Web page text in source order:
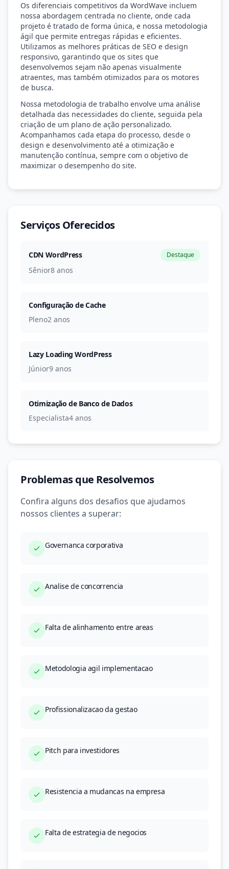
Os diferenciais competitivos da WordWave incluem
nossa abordagem centrada no cliente, onde cada
projeto é tratado de forma única, e nossa metodologia
ágil que permite entregas rápidas e eficientes.
Utilizamos as melhores práticas de SEO e design
responsivo, garantindo que os sites que
desenvolvemos sejam não apenas visualmente
atraentes, mas também otimizados para os motores
de busca.
Nossa metodologia de trabalho envolve uma análise
detalhada das necessidades do cliente, seguida pela
criação de um plano de ação personalizado.
Acompanhamos cada etapa do processo, desde o
design e desenvolvimento até a otimização e
manutenção contínua, sempre com o objetivo de
maximizar o desempenho do site.
Serviços Oferecidos
CDN WordPress Destaque
Sênior8 anos
Configuração de Cache
Pleno2 anos
Lazy Loading WordPress
Júnior9 anos
Otimização de Banco de Dados
Especialista4 anos
Problemas que Resolvemos
Confira alguns dos desafios que ajudamos
nossos clientes a superar:
Governanca corporativa
Analise de concorrencia
Falta de alinhamento entre areas
Metodologia agil implementacao
Profissionalizacao da gestao
Pitch para investidores
Resistencia a mudancas na empresa
Falta de estrategia de negocios